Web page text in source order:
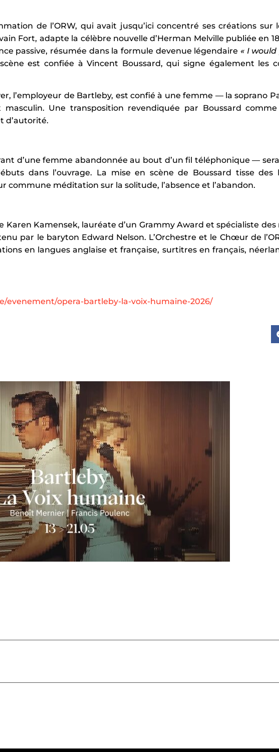
de l’ORW, qui avait jusqu’ici concentré ses créations sur
Fort, adapte la célèbre nouvelle d’Herman Melville publiée en
passive, résumée dans la formule devenue légendaire « I
est confiée à Vincent Boussard, qui signe également les
l’employeur de Bartleby, est confié à une femme — la soprano
Une transposition revendiquée par Boussard
d’autorité.
d’une femme abandonnée au bout d’un fil téléphonique —
dans l’ouvrage. La mise en scène de Boussard tisse des
méditation sur la solitude, l’absence et l’abandon.
Karen Kamensek, lauréate d’un Grammy Award et spécialiste
par le baryton Edward Nelson. L’Orchestre et le Chœur de
en langues anglaise et française, surtitres en français,
evenement/opera-bartleby-la-voix-humaine-2026/